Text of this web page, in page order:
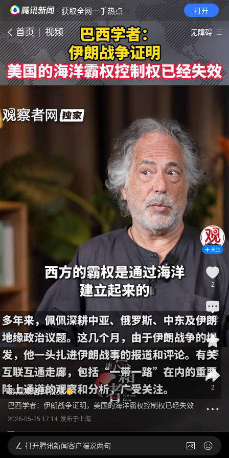
· 获取全网一手热点 打开
首页 视频 无障碍
@观察者网视频
巴西学者：伊朗战争证明，美国的海洋霸权控制权已经失效
2026-05-25 17:14 发布于上海
关注
2
评论
收藏
2
打开腾讯新闻客户端说两句